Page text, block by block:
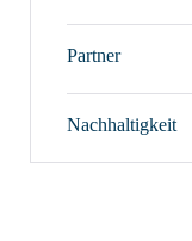
Partner
Nachhaltigkeit